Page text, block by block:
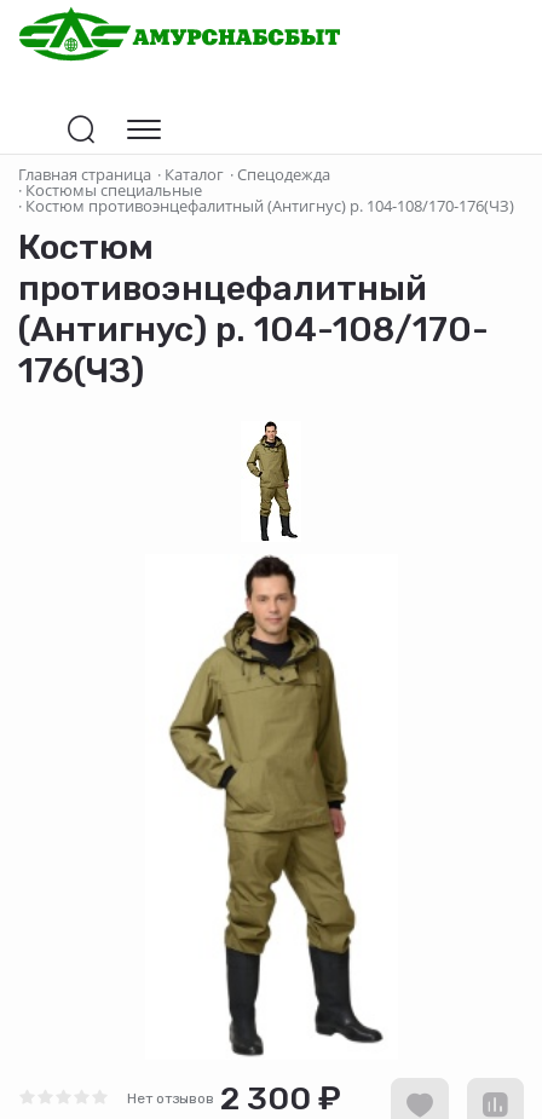
Главная страница · Каталог ·Спецодежда
· Костюмы специальные
· Костюм противоэнцефалитный (Антигнус) р. 104-108/170-176(ЧЗ)
Костюм
противоэнцефалитный
(Антигнус) р. 104-108/170-
176(ЧЗ)
Нет отзывов 2 300 ₽